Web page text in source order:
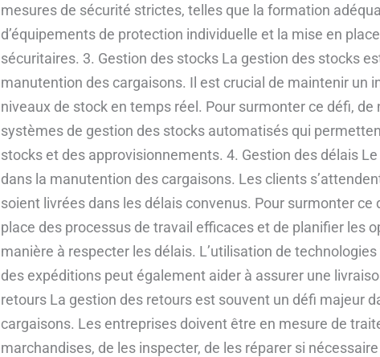
mesures de sécurité strictes, telles que la formation
d’équipements de protection individuelle et la mise en
sécuritaires. 3. Gestion des stocks La gestion des stocks
manutention des cargaisons. Il est crucial de maintenir un
niveaux de stock en temps réel. Pour surmonter ce défi,
systèmes de gestion des stocks automatisés qui
stocks et des approvisionnements. 4. Gestion des délais
dans la manutention des cargaisons. Les clients
soient livrées dans les délais convenus. Pour surmonter
place des processus de travail efficaces et de planifier les
manière à respecter les délais. L’utilisation de
des expéditions peut également aider à assurer une
retours La gestion des retours est souvent un défi majeur
cargaisons. Les entreprises doivent être en mesure de
marchandises, de les inspecter, de les réparer si